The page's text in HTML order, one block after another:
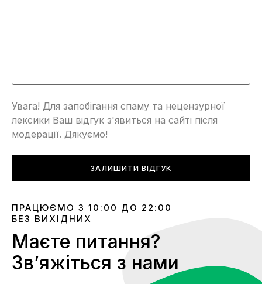
Увага! Для запобігання спаму та нецензурної
лексики Ваш відгук з'явиться на сайті після
модерації. Дякуємо!
ЗАЛИШИТИ ВІДГУК
ПРАЦЮЄМО З 10:00 ДО 22:00
БЕЗ ВИХІДНИХ
Маєте питання?
Звʼяжіться з нами